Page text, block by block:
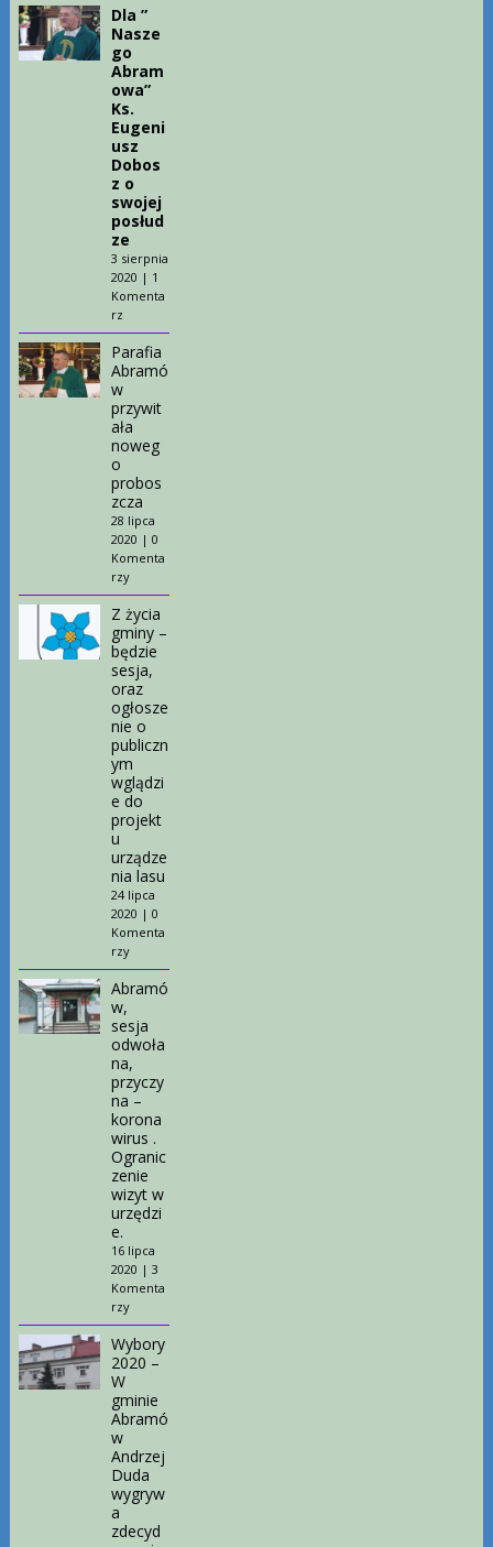
Dla ”
Nasze
go
Abram
owa”
Ks.
Eugeni
usz
Dobos
z o
swojej
posłud
ze
3 sierpnia
2020 | 1
Komenta
rz
Parafia
Abramó
w
przywit
ała
noweg
o
probos
zcza
28 lipca
2020 | 0
Komenta
rzy
Z życia
gminy –
będzie
sesja,
oraz
ogłosze
nie o
publiczn
ym
wglądzi
e do
projekt
u
urządze
nia lasu
24 lipca
2020 | 0
Komenta
rzy
Abramó
w,
sesja
odwoła
na,
przyczy
na –
korona
wirus .
Ogranic
zenie
wizyt w
urzędzi
e.
16 lipca
2020 | 3
Komenta
rzy
Wybory
2020 –
W
gminie
Abramó
w
Andrzej
Duda
wygryw
a
zdecyd